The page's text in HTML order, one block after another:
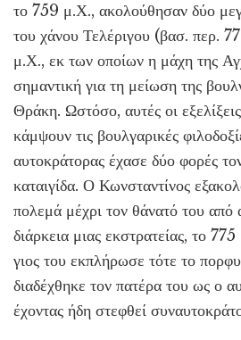
το 759 μ.Χ., ακολούθησαν δύο
του χάνου Τελέριγου (βασ. περ.
μ.Χ., εκ των οποίων η μάχη της
σημαντική για τη μείωση της
Θράκη. Ωστόσο, αυτές οι
κάμψουν τις βουλγαρικές
αυτοκράτορας έχασε δύο φορές
καταιγίδα. Ο Κωνσταντίνος
πολεμά μέχρι τον θάνατό του από
διάρκεια μιας εκστρατείας, το
γιος του εκπλήρωσε τότε το
διαδέχθηκε τον πατέρα του ως ο
έχοντας ήδη στεφθεί